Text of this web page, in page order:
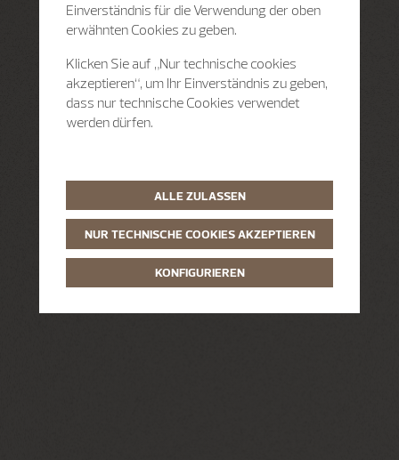
Einverständnis für die Verwendung der oben
erwähnten Cookies zu geben.
Klicken Sie auf „Nur technische cookies
akzeptieren“, um Ihr Einverständnis zu geben,
dass nur technische Cookies verwendet
werden dürfen.
ALLE ZULASSEN
NUR TECHNISCHE COOKIES AKZEPTIEREN
KONFIGURIEREN